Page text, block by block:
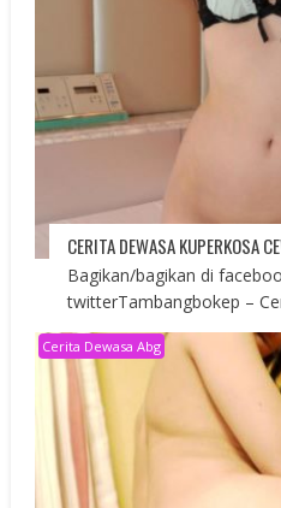
CERITA DEWASA KUPERKOSA
Bagikan/bagikan di
twitterTambangbokep –
Cerita Dewasa Abg